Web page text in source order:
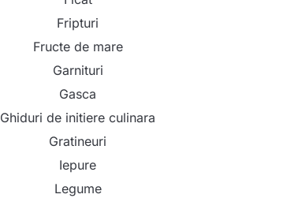
Fripturi
Fructe de mare
Garnituri
Gasca
Ghiduri de initiere culinara
Gratineuri
Iepure
Legume